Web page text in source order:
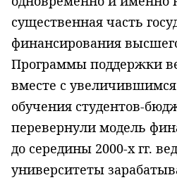
существенная часть
финансирования
Программы поддержки
вместе с
обучения студентов-
перевернули модель
до середины 2000-х гг.
университеты